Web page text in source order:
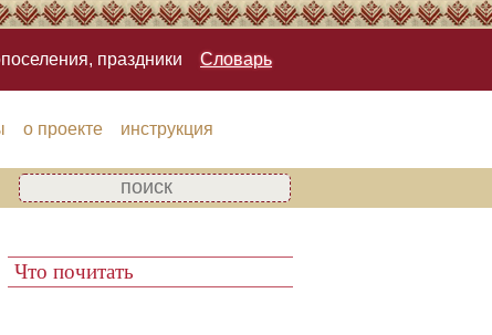
праздники Словарь
о проекте инструкция
Что почитать